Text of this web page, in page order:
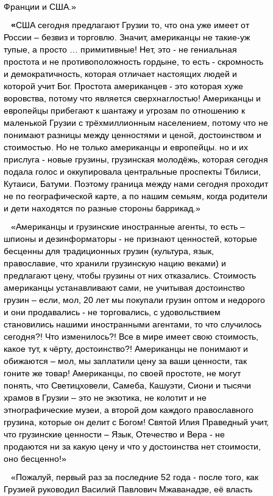
Франции и США.»
«США сегодня предлагают Грузии то, что она уже имеет от
России – безвиз и торговлю. Значит, американцы не такие-уж
тупые, а просто … примитивные! Нет, это - не гениальная
простота и не противоположность гордыне, то есть - скромность
и демократичность, которая отличает настоящих людей и
которой учит Бог. Простота американцев - это которая хуже
воровства, потому что является сверхнаглостью! Американцы и
европейцы прибегают к шантажу и угрозам по отношению к
маленькой Грузии с трёхмиллионным населением, потому что не
понимают разницы между ценностями и ценой, достоинством и
стоимостью. Но не только американцы и европейцы. но и их
прислуга - новые грузины, грузинская молодёжь, которая сегодня
подала голос и оккупировала центральные проспекты Тбилиси,
Кутаиси, Батуми. Поэтому граница между нами сегодня проходит
не по географической карте, а по нашим семьям, когда родители
и дети находятся по разные стороны баррикад.»
«Американцы и грузинские иностранные агенты, то есть –
шпионы и дезинформаторы - не признают ценностей, которые
бесценны для традиционных грузин (культура, язык,
православие, что хранили грузинскую нацию веками) и
предлагают цену, чтобы грузины от них отказались. Стоимость
американцы устанавливают сами, не учитывая достоинство
грузин – если, мол, 20 лет мы покупали грузин оптом и недорого
и они продавались - не торговались, с удовольствием
становились нашими иностранными агентами, то что случилось
сегодня?! Что изменилось?! Все в мире имеет свою стоимость,
какое тут, к чёрту, достоинство?! Американцы не понимают и
обижаются – мол, мы заплатили цену за ваши ценности, так
гоните же товар! Американцы, по своей простоте, не могут
понять, что Светицховели, Самеба, Кашуэти, Сиони и тысячи
храмов в Грузии – это не экзотика, не колотит и не
этнографические музеи, а второй дом каждого православного
грузина, которые он делит с Богом! Святой Илия Праведный учит,
что грузинские ценности – Язык, Отечество и Вера - не
продаются ни за какую цену и что у достоинства нет стоимости,
оно бесценно!»
«Пожалуй, первый раз за последние 52 года - после того, как
Грузией руководил Василий Павлович Мжаванадзе, её власть